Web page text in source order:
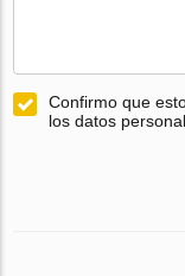
Confirmo que
los datos